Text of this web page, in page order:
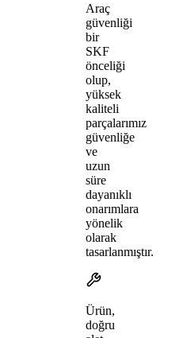
Araç
güvenliği
bir
SKF
önceliği
olup,
yüksek
kaliteli
parçalarımız
güvenliğe
ve
uzun
süre
dayanıklı
onarımlara
yönelik
olarak
tasarlanmıştır.
Ürün,
doğru